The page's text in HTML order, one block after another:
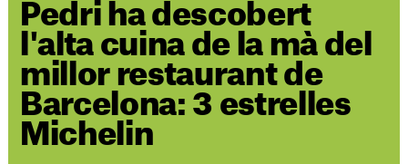
Pedri ha descobert
l'alta cuina de la mà del
millor restaurant de
Barcelona: 3 estrelles
Michelin